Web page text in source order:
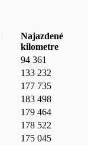
Najazdené
kilometre
94 361
133 232
177 735
183 498
179 464
178 522
175 045